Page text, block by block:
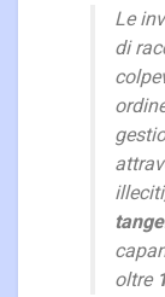
Le
di
oltre